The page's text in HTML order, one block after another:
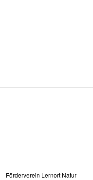
Förderverein Lernort Natur